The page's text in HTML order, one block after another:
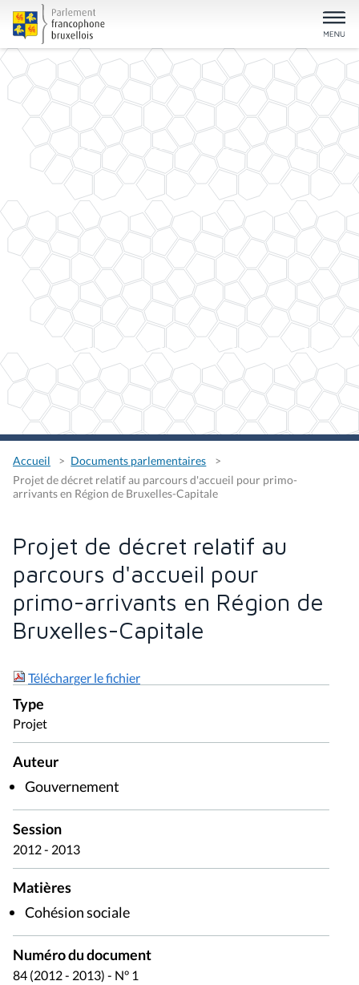
Accueil
Documents parlementaires
Projet de décret relatif au parcours d'accueil pour primo-
arrivants en Région de Bruxelles-Capitale
Projet de décret relatif au
parcours d'accueil pour
primo-arrivants en Région de
Bruxelles-Capitale
Télécharger le fichier
Type
Projet
Auteur
Gouvernement
Session
2012 - 2013
Matières
Cohésion sociale
Numéro du document
84 (2012 - 2013) - N° 1